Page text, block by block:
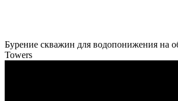
Бурение скважин для водопонижения на
Towers